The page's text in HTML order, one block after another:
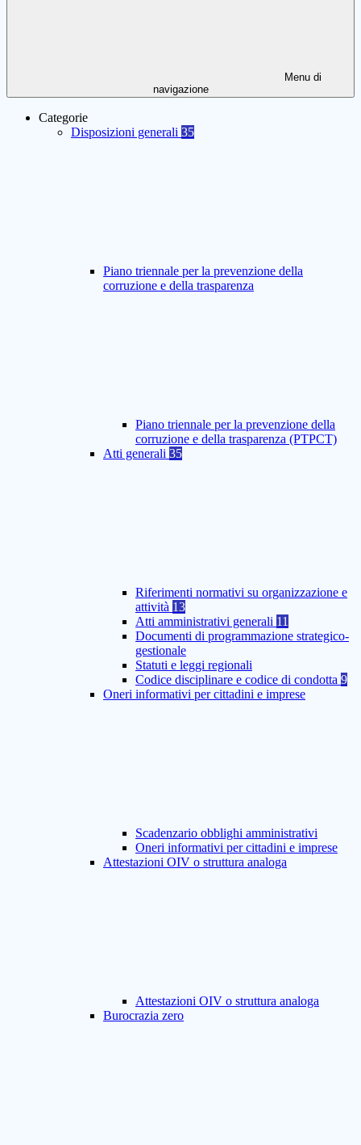
Menu di
navigazione
Categorie
Disposizioni generali 35
Piano triennale per la prevenzione della
corruzione e della trasparenza
Piano triennale per la prevenzione della
corruzione e della trasparenza (PTPCT)
Atti generali 35
Riferimenti normativi su organizzazione e
attività 13
Atti amministrativi generali 11
Documenti di programmazione strategico-
gestionale
Statuti e leggi regionali
Codice disciplinare e codice di condotta 9
Oneri informativi per cittadini e imprese
Scadenzario obblighi amministrativi
Oneri informativi per cittadini e imprese
Attestazioni OIV o struttura analoga
Attestazioni OIV o struttura analoga
Burocrazia zero